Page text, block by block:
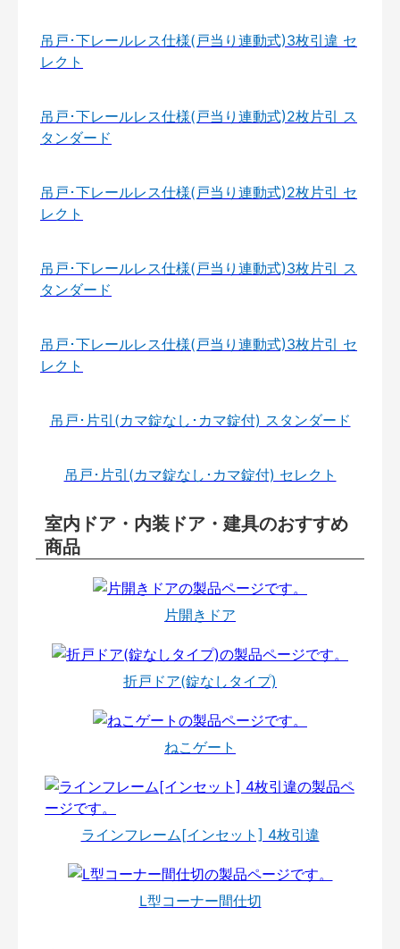
吊戸･下レールレス仕様(戸当り連動式)3枚引違 セ
レクト
吊戸･下レールレス仕様(戸当り連動式)2枚片引 ス
タンダード
吊戸･下レールレス仕様(戸当り連動式)2枚片引 セ
レクト
吊戸･下レールレス仕様(戸当り連動式)3枚片引 ス
タンダード
吊戸･下レールレス仕様(戸当り連動式)3枚片引 セ
レクト
吊戸･片引(カマ錠なし･カマ錠付) スタンダード
吊戸･片引(カマ錠なし･カマ錠付) セレクト
室内ドア・内装ドア・建具のおすすめ
商品
片開きドア
折戸ドア(錠なしタイプ)
ねこゲート
ラインフレーム[インセット] 4枚引違
L型コーナー間仕切